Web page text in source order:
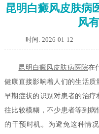
昆明白癜风皮肤病
风
时间: 2026-01-12
昆明白癜风皮肤病医院在
健康直接影响着人们的生活
早期症状的识别对患者的治
往比较模糊，不少患者等到
的干预时机。为避免这种情